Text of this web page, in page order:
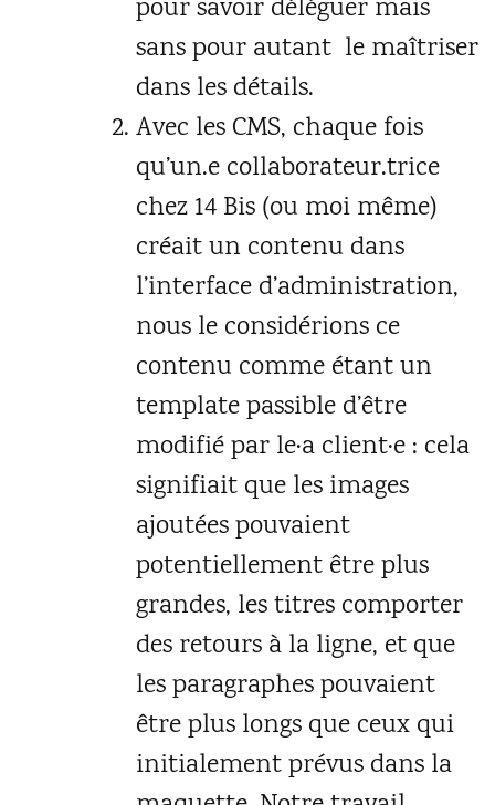
pour savoir déléguer mais
sans pour autant le maîtriser
dans les détails.
Avec les CMS, chaque fois
qu’un.e collaborateur.trice
chez 14 Bis (ou moi même)
créait un contenu dans
l’interface d’administration,
nous le considérions ce
contenu comme étant un
template passible d’être
modifié par le·a client·e : cela
signifiait que les images
ajoutées pouvaient
potentiellement être plus
grandes, les titres comporter
des retours à la ligne, et que
les paragraphes pouvaient
être plus longs que ceux qui
initialement prévus dans la